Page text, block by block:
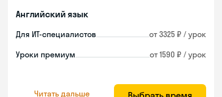
Английский язык
Для ИТ-специалистов от 3325 ₽ / урок
Уроки премиум от 1590 ₽ / урок
Читать дальше